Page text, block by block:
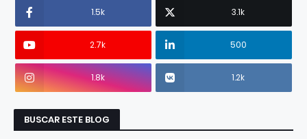
1.5k 3.1k
2.7k 500
1.8k 1.2k
BUSCAR ESTE BLOG